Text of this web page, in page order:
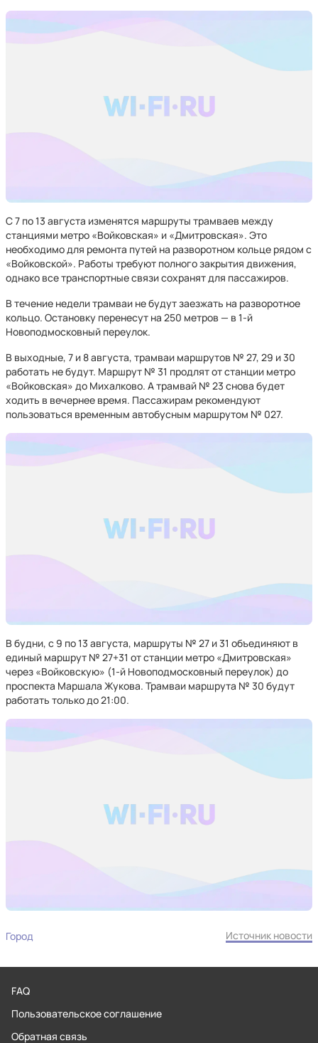
С 7 по 13 августа изменятся маршруты трамваев между
станциями метро «Войковская» и «Дмитровская». Это
необходимо для ремонта путей на разворотном кольце рядом с
«Войковской». Работы требуют полного закрытия движения,
однако все транспортные связи сохранят для пассажиров.
В течение недели трамваи не будут заезжать на разворотное
кольцо. Остановку перенесут на 250 метров — в 1-й
Новоподмосковный переулок.
В выходные, 7 и 8 августа, трамваи маршрутов № 27, 29 и 30
работать не будут. Маршрут № 31 продлят от станции метро
«Войковская» до Михалково. А трамвай № 23 снова будет
ходить в вечернее время. Пассажирам рекомендуют
пользоваться временным автобусным маршрутом № 027.
В будни, с 9 по 13 августа, маршруты № 27 и 31 объединяют в
единый маршрут № 27+31 от станции метро «Дмитровская»
через «Войковскую» (1-й Новоподмосковный переулок) до
проспекта Маршала Жукова. Трамваи маршрута № 30 будут
работать только до 21:00.
Город Источник новости
FAQ
Пользовательское соглашение
Обратная связь